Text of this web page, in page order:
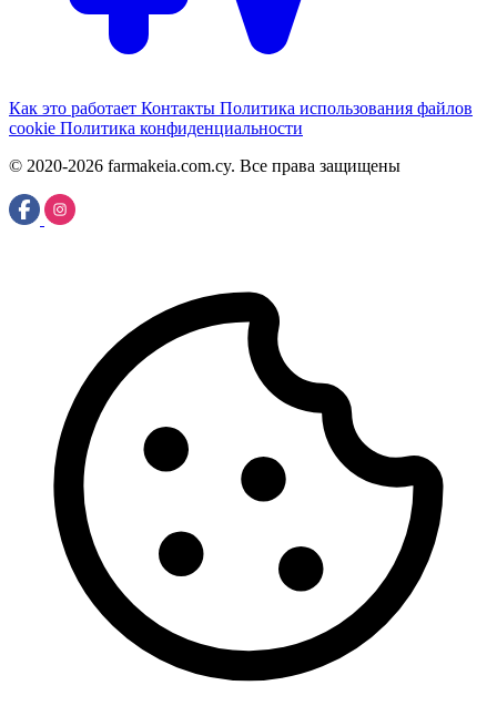
Как это работает Контакты Политика использования файлов
cookie Политика конфиденциальности
© 2020-2026 farmakeia.com.cy. Все права защищены